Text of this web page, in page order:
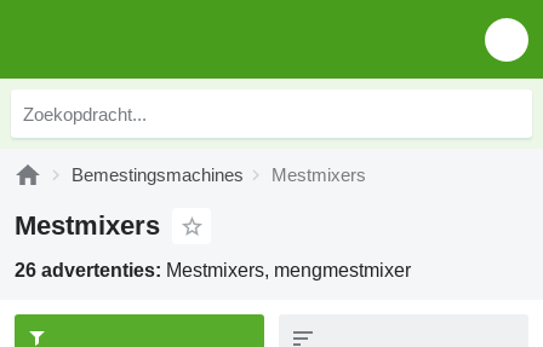
Bemestingsmachines Mestmixers
Mestmixers
26 advertenties: Mestmixers, mengmestmixer